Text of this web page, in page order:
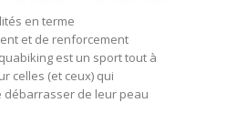
en terme
et de renforcement
est un sport tout à
celles (et ceux) qui
débarrasser de leur peau